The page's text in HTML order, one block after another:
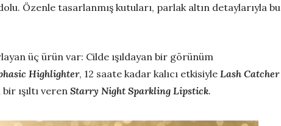
Özenle tasarlanmış kutuları, parlak altın detaylarıyla bu
üç ürün var: Cilde ışıldayan bir görünüm
Highlighter, 12 saate kadar kalıcı etkisiyle Lash Catcher
ışıltı veren Starry Night Sparkling Lipstick.